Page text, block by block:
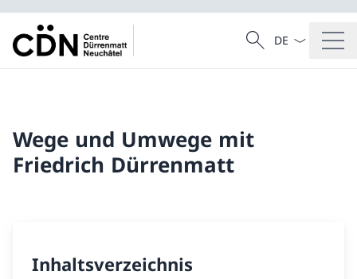
Suche
Suche
Sprach
Wege und Umwege mit
Friedrich Dürrenmatt
Inhaltsverzeichnis